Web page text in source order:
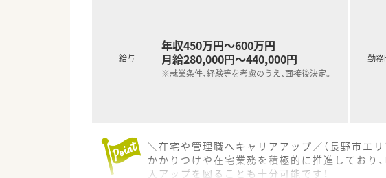
給与
年収450万円～600万円
月給280,000円～440,000円
※就業条件、経験等を考慮のうえ、面接後決定。
勤務
＼在宅や管理職へキャリアアップ／（長野市エリ
かかりつけや在宅業務を積極的に推進しており
入アップを図ることも十分可能です！